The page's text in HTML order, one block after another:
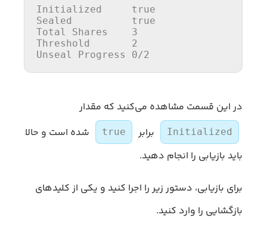
Initialized
Sealed
Total
Shares 3
Threshold
2
Unseal
Progress 0/2
در این قسمت مشاهده می‌کنید که مقدار
Initialized برابر true
شده است و حالا
باید بازیابی را انجام دهید.
برای بازیابی، دستور زیر را اجرا کنید و یکی از کلیدهای
بازگشایی را وارد کنید.